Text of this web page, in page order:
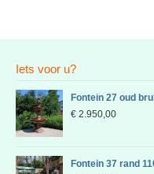
Iets voor u?
Fontein 27 oud
€ 2.950,00
Fontein 37 rand